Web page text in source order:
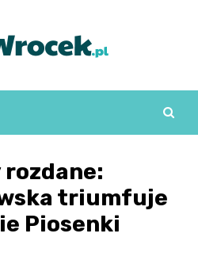
rozdane:
triumfuje
Piosenki